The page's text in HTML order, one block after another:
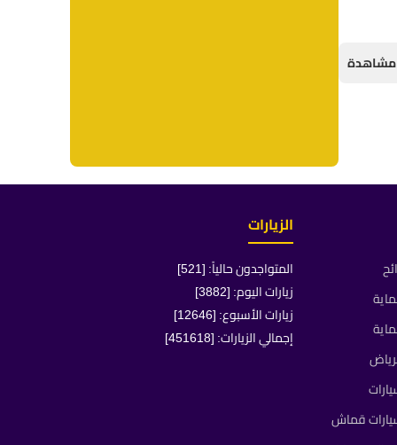
قماش
الزيارات
المتواجدون حالياً: [521]
زيارات اليوم: [3882]
زيارات الأسبوع: [12646]
إجمالي الزيارات: [451618]